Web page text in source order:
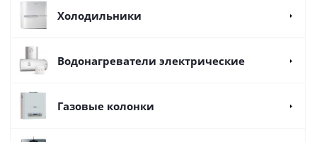
Холодильники
Водонагреватели электрические
Газовые колонки